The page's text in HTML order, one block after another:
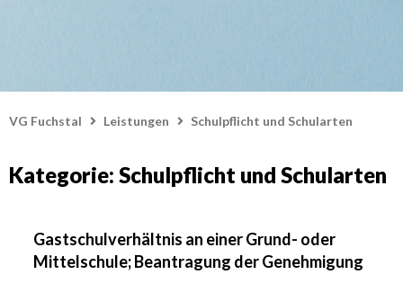
VG Fuchstal Leistungen Schulpflicht und Schularten
Kategorie: Schulpflicht und Schularten
Gastschulverhältnis an einer Grund- oder
Mittelschule; Beantragung der Genehmigung